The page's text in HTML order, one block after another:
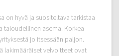
on hyvä ja suositeltava tarkistaa
asema. Korkea
jo itsessään paljon.
lakimääräiset velvoitteet ovat